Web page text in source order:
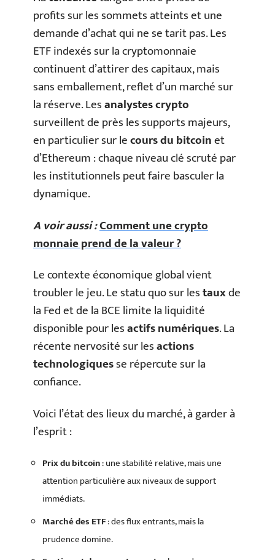
profits sur les sommets atteints et une
demande d’achat qui ne se tarit pas. Les
ETF indexés sur la cryptomonnaie
continuent d’attirer des capitaux, mais
sans emballement, reflet d’un marché sur
la réserve. Lesanalystes crypto
surveillent de près les supports majeurs,
en particulier sur lecours du bitcoinet
d’Ethereum : chaque niveau clé scruté par
les institutionnels peut faire basculer la
dynamique.
A voir aussi :Comment une crypto
monnaie prend de la valeur ?
Le contexte économique global vient
troubler le jeu. Le statu quo sur lestauxde
la Fed et de la BCE limite la liquidité
disponible pour lesactifs numériques. La
récente nervosité sur lesactions
technologiquesse répercute sur la
confiance.
Voici l’état des lieux du marché, à garder à
l’esprit :
Prix du bitcoin: une stabilité relative, mais une
attention particulière aux niveaux de support
immédiats.
Marché des ETF: des flux entrants, mais la
prudence domine.